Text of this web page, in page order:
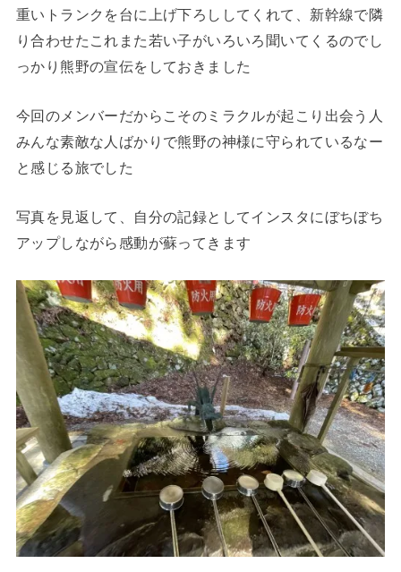
重いトランクを台に上げ下ろししてくれて、新幹線で隣
り合わせたこれまた若い子がいろいろ聞いてくるのでし
っかり熊野の宣伝をしておきました
今回のメンバーだからこそのミラクルが起こり出会う人
みんな素敵な人ばかりで熊野の神様に守られているなー
と感じる旅でした
写真を見返して、自分の記録としてインスタにぼちぼち
アップしながら感動が蘇ってきます